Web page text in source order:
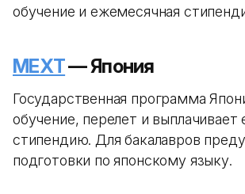
обучение и ежемесячная
MEXT— Япония
Государственная программа
обучение, перелет и
стипендию. Для бакалавров
подготовки по японскому языку.